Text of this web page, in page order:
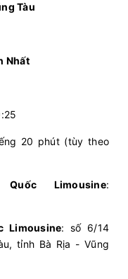
Limousine 11 chỗ
bay Tân Sơn
Tàu
Nhất
20 phút (tùy theo
Limousine:
Limousine: số 6/14
tỉnh Bà Rịa - Vũng